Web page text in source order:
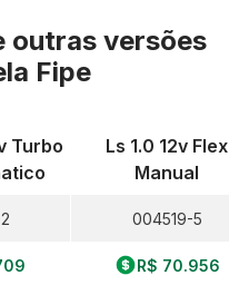
outras versões
Fipe
Turbo
Ls 1.0 12v Flex
Manual
004519-5
R$ 70.956